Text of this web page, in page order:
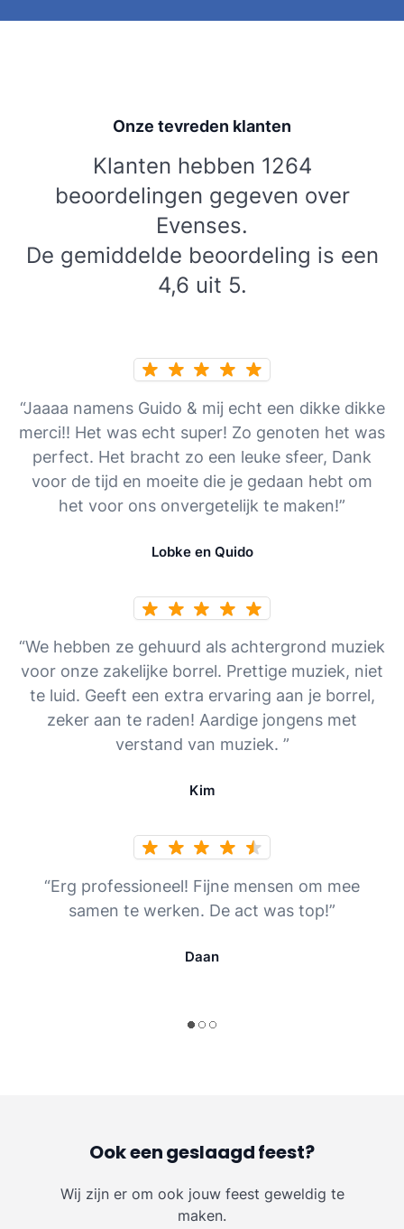
Onze tevreden klanten
Klanten hebben 1264
beoordelingen gegeven over
Evenses.
De gemiddelde beoordeling is een
4,6 uit 5.
“Jaaaa namens Guido & mij echt een dikke dikke
merci!! Het was echt super! Zo genoten het was
perfect. Het bracht zo een leuke sfeer, Dank
voor de tijd en moeite die je gedaan hebt om
het voor ons onvergetelijk te maken!”
Lobke en Quido
“We hebben ze gehuurd als achtergrond muziek
voor onze zakelijke borrel. Prettige muziek, niet
te luid. Geeft een extra ervaring aan je borrel,
zeker aan te raden! Aardige jongens met
verstand van muziek. ”
Kim
“Erg professioneel! Fijne mensen om mee
samen te werken. De act was top!”
Daan
Ook een geslaagd feest?
Wij zijn er om ook jouw feest geweldig te
maken.